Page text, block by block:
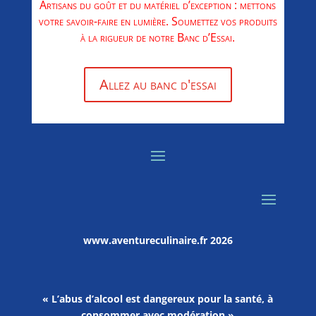
Artisans du goût et du matériel d’exception : mettons
votre savoir-faire en lumière. Soumettez vos produits
à la rigueur de notre Banc d’Essai.
Allez au banc d'essai
www.aventureculinaire.fr2026
« L’abus d’alcool est dangereux pour la santé, à